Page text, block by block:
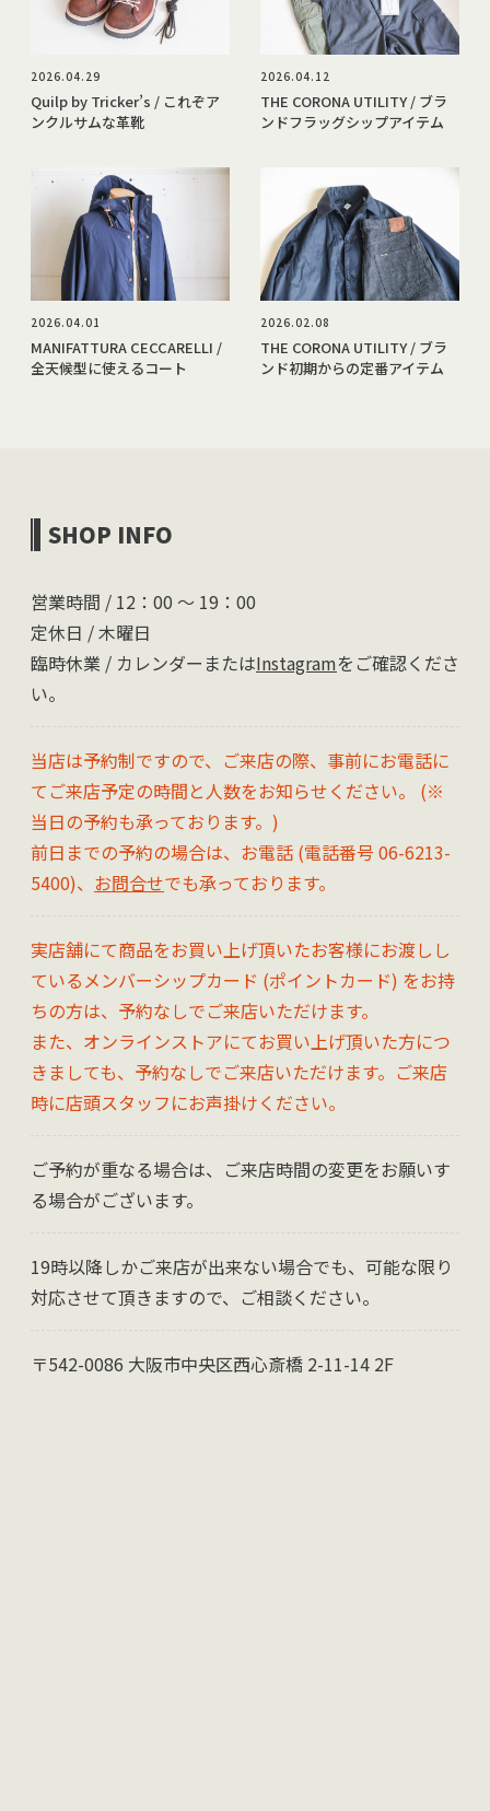
2026.04.29
Quilp by Tricker’s / これぞア
ンクルサムな革靴
2026.04.12
THE CORONA UTILITY / ブラ
ンドフラッグシップアイテム
2026.04.01
MANIFATTURA CECCARELLI /
全天候型に使えるコート
2026.02.08
THE CORONA UTILITY / ブラ
ンド初期からの定番アイテム
SHOP INFO
営業時間 / 12：00 〜 19：00
定休日 / 木曜日
臨時休業 / カレンダーまたはInstagramをご確認くださ
い。
当店は予約制ですので、ご来店の際、事前にお電話に
てご来店予定の時間と人数をお知らせください。 (※
当日の予約も承っております。)
前日までの予約の場合は、お電話 (電話番号 06-6213-
5400)、 お問合せでも承っております。
実店舗にて商品をお買い上げ頂いたお客様にお渡しし
ているメンバーシップカード (ポイントカード) をお持
ちの方は、予約なしでご来店いただけます。
また、オンラインストアにてお買い上げ頂いた方につ
きましても、予約なしでご来店いただけます。ご来店
時に店頭スタッフにお声掛けください。
ご予約が重なる場合は、ご来店時間の変更をお願いす
る場合がございます。
19時以降しかご来店が出来ない場合でも、可能な限り
対応させて頂きますので、ご相談ください。
〒542-0086 大阪市中央区西心斎橋 2-11-14 2F